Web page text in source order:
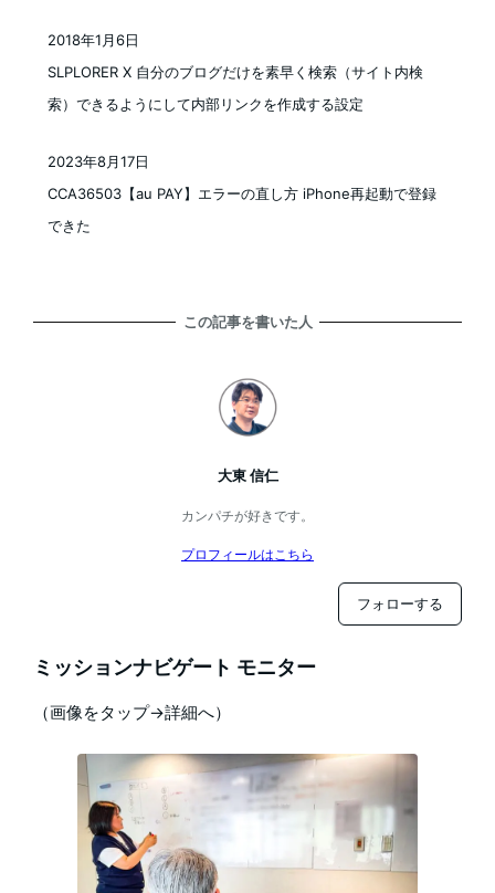
SLPLORER X 自分のブログだけを素早く検索（サイト内検
索）できるようにして内部リンクを作成する設定
2018年1月6日
CCA36503【au PAY】エラーの直し方 iPhone再起動で登録
できた
2023年8月17日
この記事を書いた人
大東 信仁
カンパチが好きです。
プロフィールはこちら
フォローする
ミッションナビゲート モニター
（画像をタップ→詳細へ）